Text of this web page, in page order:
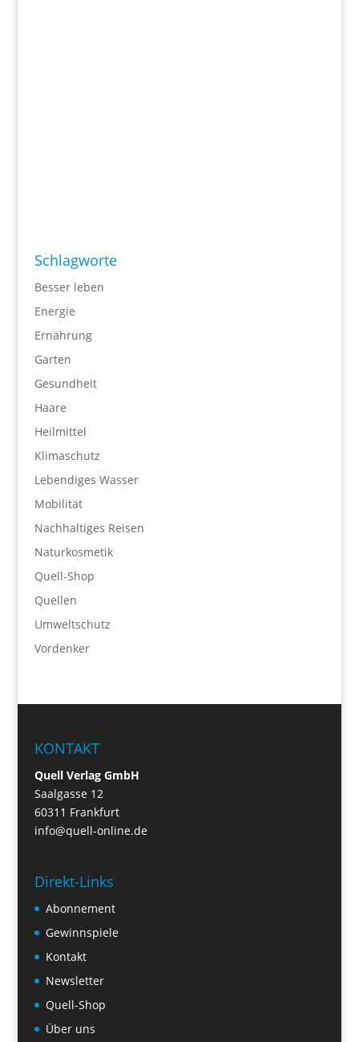
Schlagworte
Besser leben
Energie
Ernährung
Garten
Gesundheit
Haare
Heilmittel
Klimaschutz
Lebendiges Wasser
Mobilität
Nachhaltiges Reisen
Naturkosmetik
Quell-Shop
Quellen
Umweltschutz
Vordenker
KONTAKT
Quell Verlag GmbH
Saalgasse 12
60311 Frankfurt
info@quell-online.de
Direkt-Links
Abonnement
Gewinnspiele
Kontakt
Newsletter
Quell-Shop
Über uns